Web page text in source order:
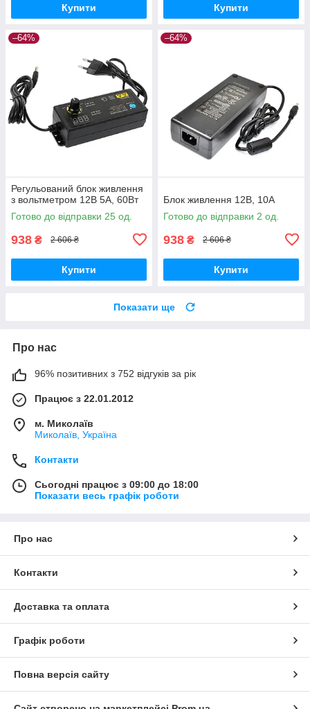
Купити Купити
–64%
Регульований блок живлення
з вольтметром 12В 5A, 60Вт
Готово до відправки 25 од.
938 ₴ 2 606 ₴
Купити
–64%
Блок живлення 12В, 10А
Готово до відправки 2 од.
938 ₴ 2 606 ₴
Купити
Показати ще
Про нас
96% позитивних з 752 відгуків за рік
Працює з 22.01.2012
м. Миколаїв
Миколаїв, Україна
Контакти
Сьогодні працює з 09:00 до 18:00
Показати весь графік роботи
Про нас
Контакти
Доставка та оплата
Графік роботи
Повна версія сайту